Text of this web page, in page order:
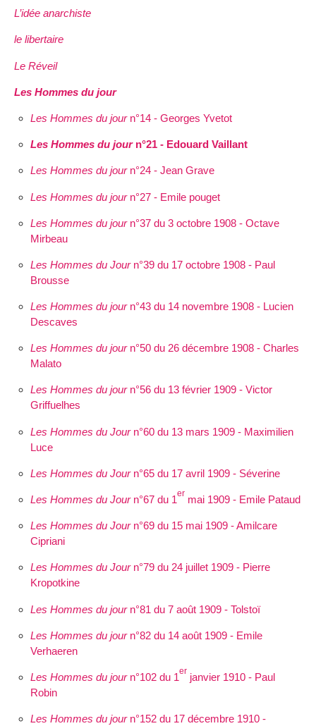
L’idée anarchiste
le libertaire
Le Réveil
Les Hommes du jour
Les Hommes du journ°14 - Georges Yvetot
Les Hommes du journ°21 - Edouard Vaillant
Les Hommes du journ°24 - Jean Grave
Les Hommes du journ°27 - Emile pouget
Les Hommes du journ°37 du 3 octobre 1908 - Octave
Mirbeau
Les Hommes du Journ°39 du 17 octobre 1908 - Paul
Brousse
Les Hommes du journ°43 du 14 novembre 1908 - Lucien
Descaves
Les Hommes du journ°50 du 26 décembre 1908 - Charles
Malato
Les Hommes du journ°56 du 13 février 1909 - Victor
Griffuelhes
Les Hommes du Journ°60 du 13 mars 1909 - Maximilien
Luce
Les Hommes du Journ°65 du 17 avril 1909 - Séverine
Les Hommes du Journ°67 du 1er mai 1909 - Emile Pataud
Les Hommes du Journ°69 du 15 mai 1909 - Amilcare
Cipriani
Les Hommes du Journ°79 du 24 juillet 1909 - Pierre
Kropotkine
Les Hommes du journ°81 du 7 août 1909 - Tolstoï
Les Hommes du journ°82 du 14 août 1909 - Emile
Verhaeren
Les Hommes du journ°102 du 1er janvier 1910 - Paul
Robin
Les Hommes du journ°152 du 17 décembre 1910 -